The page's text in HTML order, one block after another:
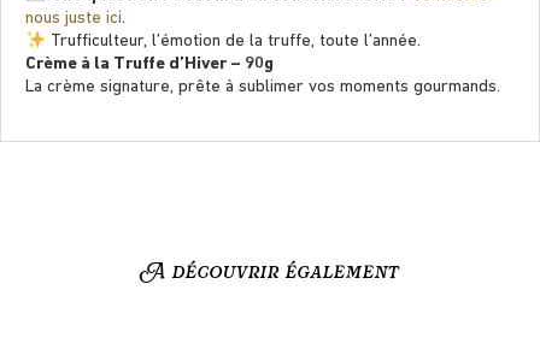
nous juste ici.
Trufficulteur, l’émotion de la truffe, toute l’année.
Crème à la Truffe d’Hiver – 90g
La crème signature, prête à sublimer vos moments gourmands.
A découvrir également